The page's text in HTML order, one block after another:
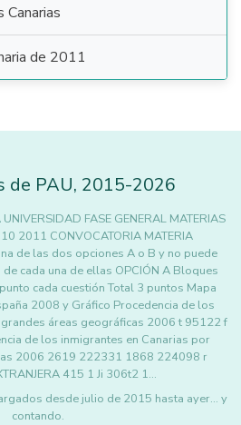
Canarias
de 2011
de PAU, 2015-2026
FASE GENERAL MATERIAS
2011 CONVOCATORIA MATERIA
de las dos opciones A o B y no puede
cada una de ellas OPCIÓN A Bloques
cada cuestión Total 3 puntos Mapa
2008 y Gráfico Procedencia de los
áreas geográficas 2006 t 95122 f
de los inmigrantes en Canarias por
2006 2619 222331 1868 224098 r
415 1 Ji 306t2 1…
desde julio de 2015 hasta ayer... y
contando.